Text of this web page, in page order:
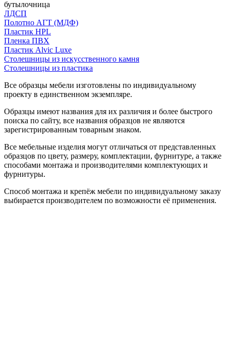
бутылочница
ЛДСП
Полотно АГТ (МДФ)
Пластик HPL
Пленка ПВХ
Пластик Alvic Luxe
Столешницы из искусственного камня
Столешницы из пластика
Все образцы мебели изготовлены по индивидуальному
проекту в единственном экземпляре.
Образцы имеют названия для их различия и более быстрого
поиска по сайту, все названия образцов не являются
зарегистрированным товарным знаком.
Все мебельные изделия могут отличаться от представленных
образцов по цвету, размеру, комплектации, фурнитуре, а также
способами монтажа и производителями комплектующих и
фурнитуры.
Способ монтажа и крепёж мебели по индивидуальному заказу
выбирается производителем по возможности её применения.